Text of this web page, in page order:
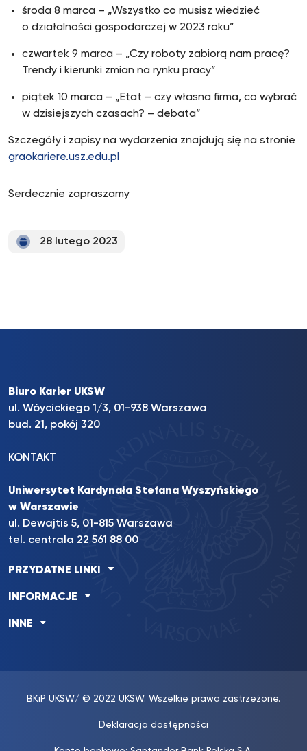
środa 8 marca – „Wszystko co musisz wiedzieć
o działalności gospodarczej w 2023 roku”
czwartek 9 marca – „Czy roboty zabiorą nam pracę?
Trendy i kierunki zmian na rynku pracy”
piątek 10 marca – „Etat – czy własna firma, co wybrać
w dzisiejszych czasach? – debata”
Szczegóły i zapisy na wydarzenia znajdują się na stronie
graokariere.usz.edu.pl
Serdecznie zapraszamy
28 lutego 2023
Biuro Karier UKSW
ul. Wóycickiego 1/3, 01-938 Warszawa
bud. 21, pokój 320
KONTAKT
Uniwersytet Kardynała Stefana Wyszyńskiego
w Warszawie
ul. Dewajtis 5, 01-815 Warszawa
tel. centrala 22 561 88 00
PRZYDATNE LINKI
INFORMACJE
INNE
BKiP UKSW/ © 2022 UKSW. Wszelkie prawa zastrzeżone.
Deklaracja dostępności